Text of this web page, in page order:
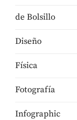
de Bolsillo
Diseño
Física
Fotografía
Infographic